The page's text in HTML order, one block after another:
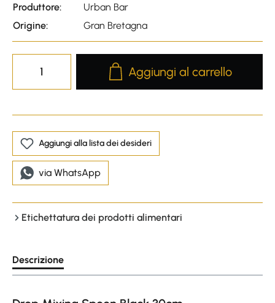
Produttore:
Urban Bar
Origine:
Gran Bretagna
Product Quantity: Enter the
Aggiungi al carrello
Aggiungi alla lista dei desideri
via WhatsApp
Etichettatura dei prodotti alimentari
Descrizione